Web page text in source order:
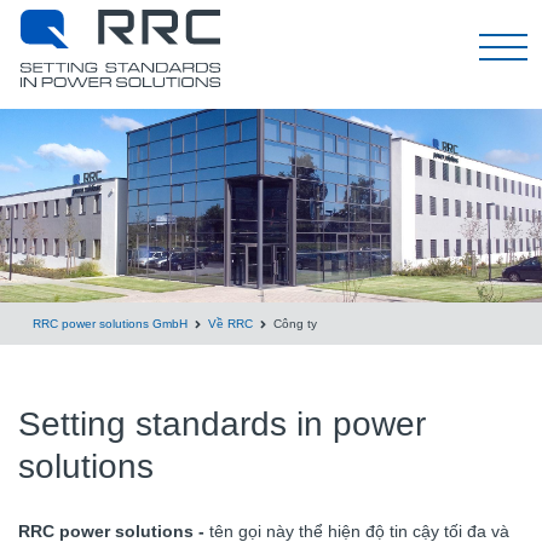
Tiếng Việt
RRC power solutions GmbH Về RRC Công ty
Setting standards in power
solutions
RRC power solutions - tên gọi này thể hiện độ tin cậy tối đa và